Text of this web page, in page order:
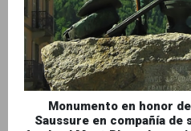
Monumento en honor
Saussure en compañía de